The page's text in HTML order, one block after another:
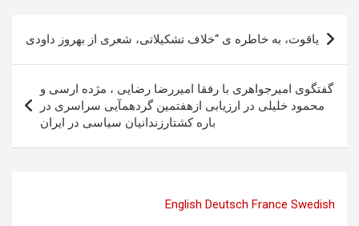
راهبری
نوشته
ياقوت، به خاطره ى “خلاف تشكيلاتى، شعری از بهروز داودى
گفتگوی امیرجواهری با رفقا امیررضا رضایی ، مژده ارسی و
محمود خلیلی در ارزیابی ازهفتمین گردهمآیی سراسری در
باره کشتارزندانیان سیاسی در ایران
English Deutsch France Swedish